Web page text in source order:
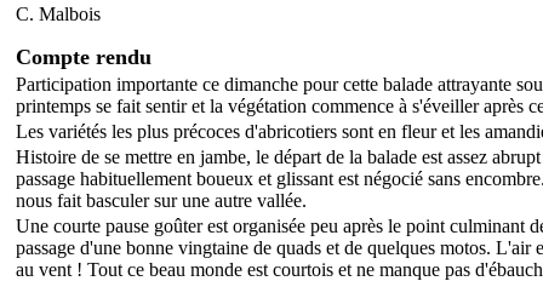
C. Malbois
Compte rendu
Participation importante ce dimanche pour cette balade attrayante
printemps se fait sentir et la végétation commence à s'éveiller après
Les variétés les plus précoces d'abricotiers sont en fleur et les
Histoire de se mettre en jambe, le départ de la balade est assez
passage habituellement boueux et glissant est négocié sans
nous fait basculer sur une autre vallée.
Une courte pause goûter est organisée peu après le point culminant
passage d'une bonne vingtaine de quads et de quelques motos. L'air
au vent ! Tout ce beau monde est courtois et ne manque pas